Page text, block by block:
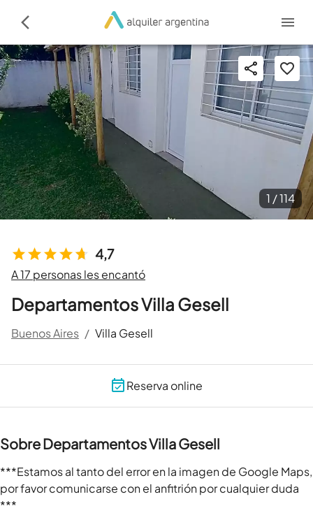
4,7
A 17 personas les encantó
Departamentos Villa Gesell
Buenos Aires / Villa Gesell
1 /114
Reserva online
Sobre Departamentos Villa Gesell
***Estamos al tanto del error en la imagen de Google Maps,
por favor comunicarse con el anfitrión por cualquier duda
***